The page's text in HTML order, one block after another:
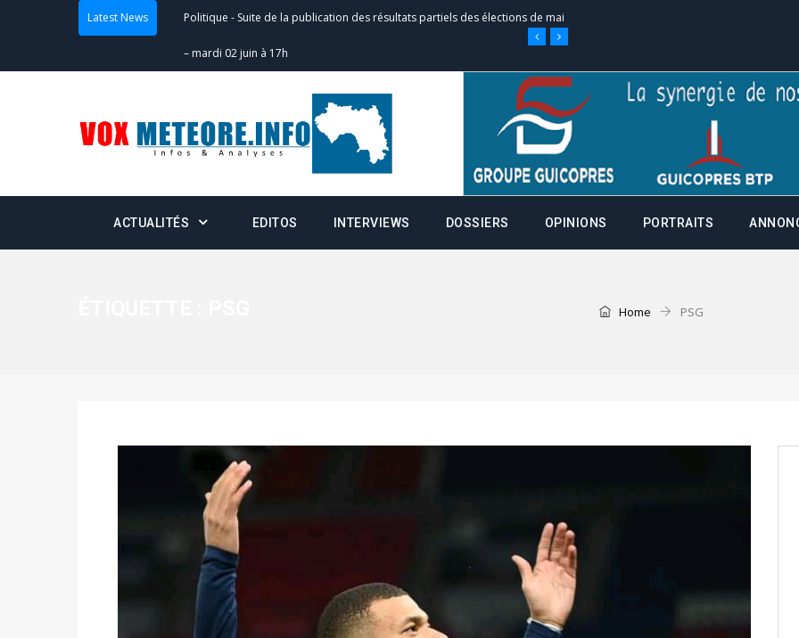
Latest News Politique - Suite de la publication des résultats partiels des élections de mai
– mardi 02 juin à 17h
Scrutins : la DGE active un centre d’appel, joignable au 105, ouvert
24h/24 et 7j/7
Actualités - Double scrutin du 31 mai : fin des campagnes ce jeudi 28 mai à
minuit
Actualités Communiqué relatif à la délivrance de la fiche de procuration
Politique-Double scrutin du 31 mai : retrait des cartes d’électeurs possible
du 16 au 31 mai 2026
Politique-Délégués de bureaux de vote : vos informations à transmettre
avant le 16 mai 2026 à 16h
Politique- Proclamation des résultats globaux provisoires et des
statistiques des législatives et communales : ce 4 juin à 18h
ACTUALITÉS EDITOS INTERVIEWS DOSSIERS OPINIONS PORTRAITS
Home PSG